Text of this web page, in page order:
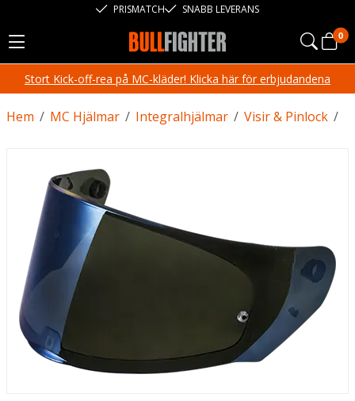
PRISMATCH SNABB LEVERANS
0
Stort Kick-off-rea på MC-kläder! Klicka här för erbjudandena
/
Hem /
MC Hjälmar /
Integralhjälmar /
Visir & Pinlock